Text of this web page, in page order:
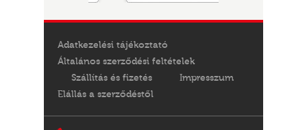
Adatkezelési tájékoztató
Általános szerződési feltételek
Szállítás és fizetés
Impresszum
Elállás a szerződéstől